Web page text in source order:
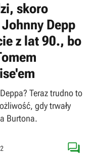
skoro
Depp
z lat 90., bo
Teraz trudno to
gdy trwały
Burtona.
